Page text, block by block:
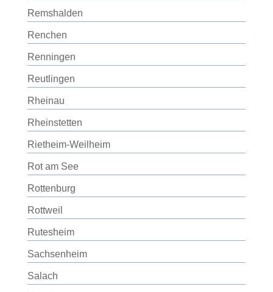
Remshalden
Renchen
Renningen
Reutlingen
Rheinau
Rheinstetten
Rietheim-Weilheim
Rot am See
Rottenburg
Rottweil
Rutesheim
Sachsenheim
Salach